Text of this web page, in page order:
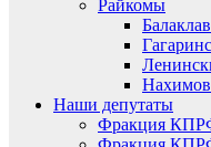
Райкомы
Наши депутаты
Фракция